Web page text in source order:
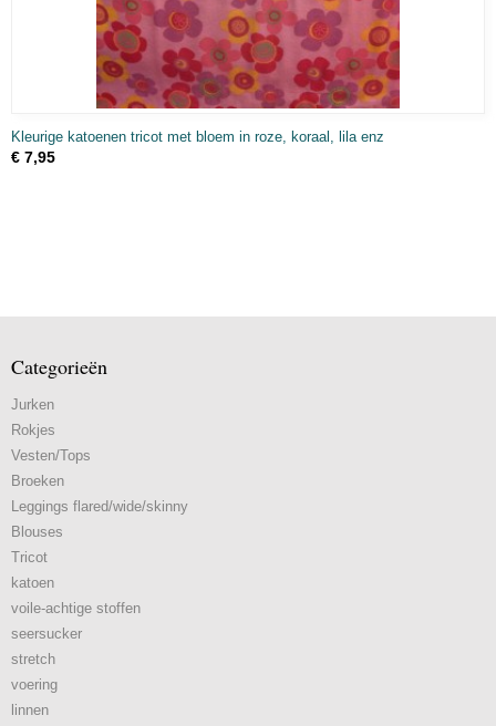
Kleurige katoenen tricot met bloem in roze, koraal, lila enz
€ 7,95
Categorieën
Jurken
Rokjes
Vesten/Tops
Broeken
Leggings flared/wide/skinny
Blouses
Tricot
katoen
voile-achtige stoffen
seersucker
stretch
voering
linnen